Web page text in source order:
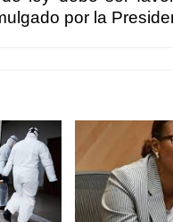
por la